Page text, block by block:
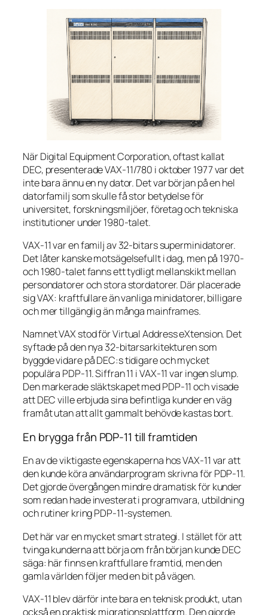
När Digital Equipment Corporation, oftast kallat
DEC, presenterade VAX-11/780 i oktober 1977 var det
inte bara ännu en ny dator. Det var början på en hel
datorfamilj som skulle få stor betydelse för
universitet, forskningsmiljöer, företag och tekniska
institutioner under 1980-talet.
VAX-11 var en familj av 32-bitars superminidatorer.
Det låter kanske motsägelsefullt i dag, men på 1970-
och 1980-talet fanns ett tydligt mellanskikt mellan
persondatorer och stora stordatorer. Där placerade
sig VAX: kraftfullare än vanliga minidatorer, billigare
och mer tillgänglig än många mainframes.
Namnet VAX stod för Virtual Address eXtension. Det
syftade på den nya 32-bitarsarkitekturen som
byggde vidare på DEC:s tidigare och mycket
populära PDP-11. Siffran 11 i VAX-11 var ingen slump.
Den markerade släktskapet med PDP-11 och visade
att DEC ville erbjuda sina befintliga kunder en väg
framåt utan att allt gammalt behövde kastas bort.
En brygga från PDP-11 till framtiden
En av de viktigaste egenskaperna hos VAX-11 var att
den kunde köra användarprogram skrivna för PDP-11.
Det gjorde övergången mindre dramatisk för kunder
som redan hade investerat i programvara, utbildning
och rutiner kring PDP-11-systemen.
Det här var en mycket smart strategi. I stället för att
tvinga kunderna att börja om från början kunde DEC
säga: här finns en kraftfullare framtid, men den
gamla världen följer med en bit på vägen.
VAX-11 blev därför inte bara en teknisk produkt, utan
också en praktisk migrationsplattform. Den gjorde